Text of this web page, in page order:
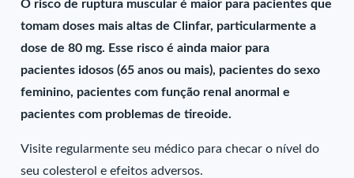
O risco de ruptura muscular é maior para pacientes que
tomam doses mais altas de Clinfar, particularmente a
dose de 80 mg. Esse risco é ainda maior para
pacientes idosos (65 anos ou mais), pacientes do sexo
feminino, pacientes com função renal anormal e
pacientes com problemas de tireoide.
Visite regularmente seu médico para checar o nível do
seu colesterol e efeitos adversos.